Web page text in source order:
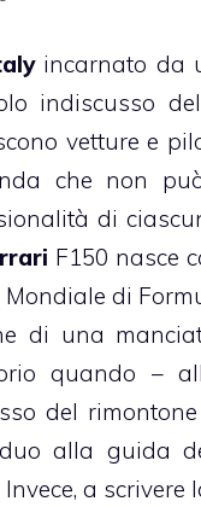
incarnato da
indiscusso
vetture e
che non
di
F150 nasce
di
di una
quando –
del
alla guida
a scrivere